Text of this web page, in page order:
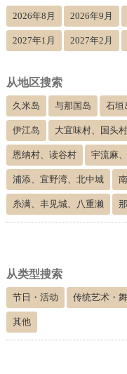
2026年8月 2026年9月
2027年1月 2027年2月
从地区搜索
久米岛 与那国岛 石垣
伊江岛 大宜味村、国头村
恩纳村、读谷村 宇流麻
浦添、宜野湾、北中城
糸满、丰见城、八重濑
从类型搜索
节日・活动 传统艺术・
其他